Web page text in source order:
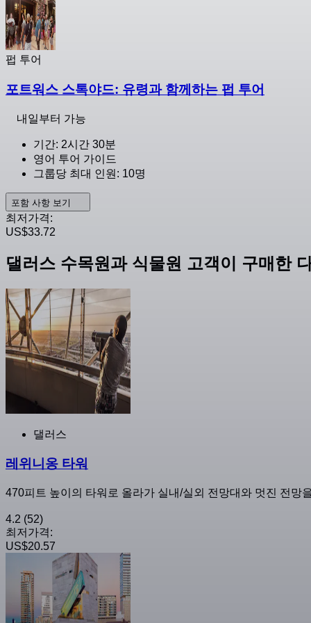
펍 투어
포트워스 스톡야드: 유령과 함께하는 펍 투어
내일부터 가능
기간: 2시간 30분
영어 투어 가이드
그룹당 최대 인원: 10명
포함 사항 보기
최저가격:
US$33.72
댈러스 수목원과 식물원 고객이 구매한
댈러스
레위니옹 타워
470피트 높이의 타워로 올라가 실내/실외 전망대와 멋진 전망
4.2 (52)
최저가격:
US$20.57